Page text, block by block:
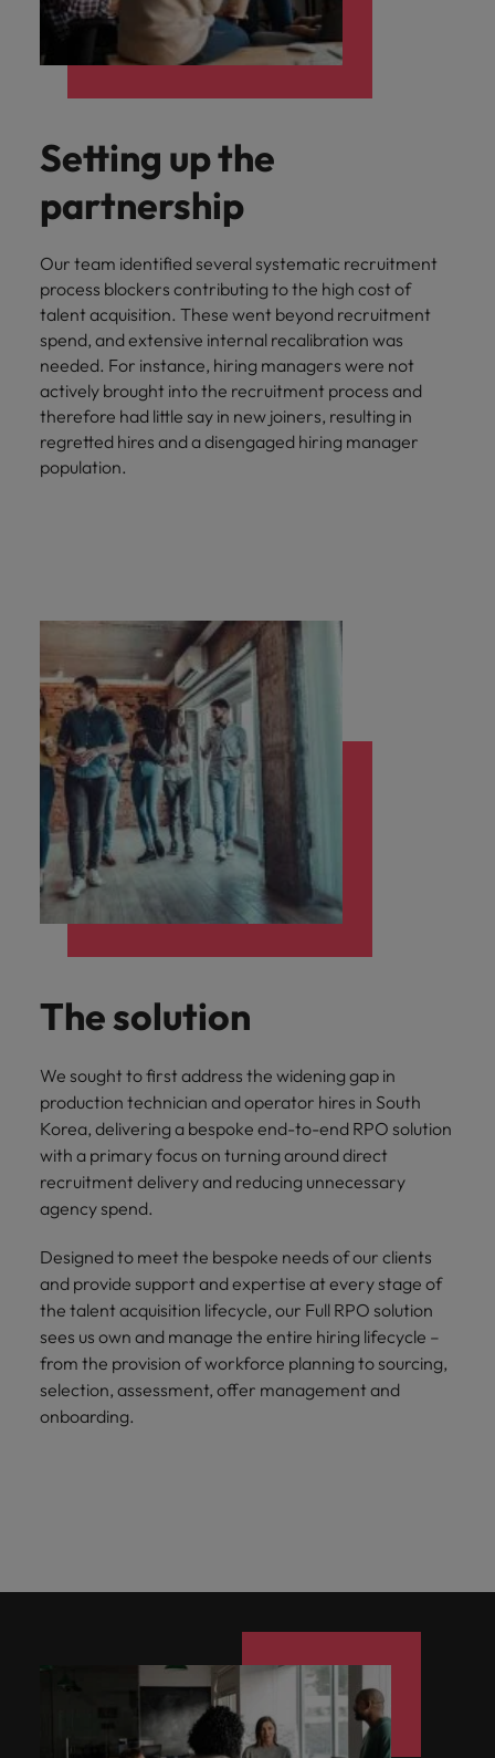
Setting up the
partnership
Our team identified several systematic recruitment
process blockers contributing to the high cost of
talent acquisition. These went beyond recruitment
spend, and extensive internal recalibration was
needed. For instance, hiring managers were not
actively brought into the recruitment process and
therefore had little say in new joiners, resulting in
regretted hires and a disengaged hiring manager
population.
The solution
We sought to first address the widening gap in
production technician and operator hires in South
Korea, delivering a bespoke end-to-end RPO solution
with a primary focus on turning around direct
recruitment delivery and reducing unnecessary
agency spend.
Designed to meet the bespoke needs of our clients
and provide support and expertise at every stage of
the talent acquisition lifecycle, our Full RPO solution
sees us own and manage the entire hiring lifecycle –
from the provision of workforce planning to sourcing,
selection, assessment, offer management and
onboarding.